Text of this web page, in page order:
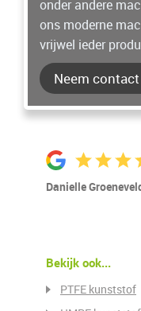
onder andere
ons moderne
vrijwel ieder
Neem
Danielle
Bekijk ook...
PTFE kunststof